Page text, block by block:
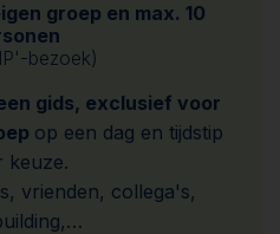
groep en max. 10
bezoek)
gids, exclusief voor
op een dag en tijdstip
keuze.
vrienden, collega's,